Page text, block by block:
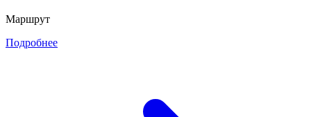
Маршрут
Подробнее